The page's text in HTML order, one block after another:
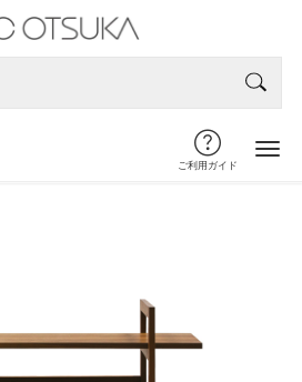
ご利用ガイド